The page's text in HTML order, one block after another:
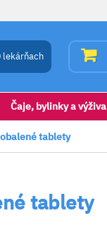
lekárňach
Čaje, bylinky a výživa
tablety
tablety